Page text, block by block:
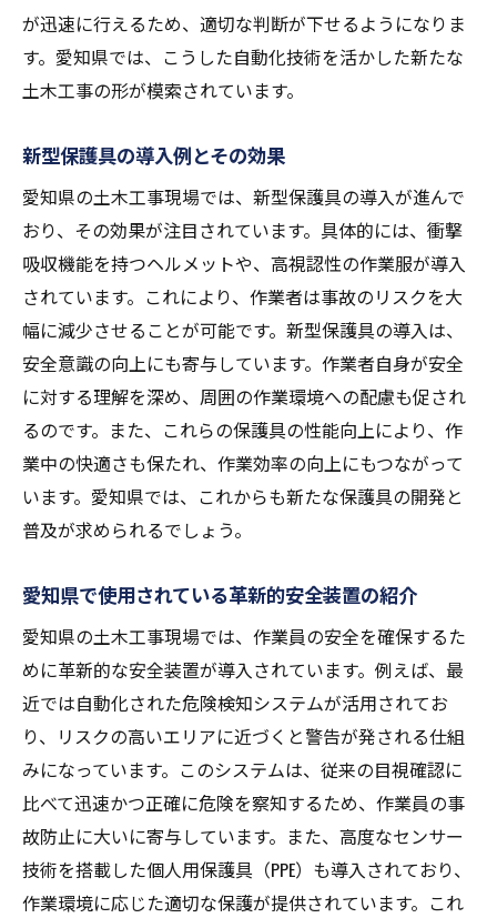
が迅速に行えるため、適切な判断が下せるようになりま
す。愛知県では、こうした自動化技術を活かした新たな
土木工事の形が模索されています。
新型保護具の導入例とその効果
愛知県の土木工事現場では、新型保護具の導入が進んで
おり、その効果が注目されています。具体的には、衝撃
吸収機能を持つヘルメットや、高視認性の作業服が導入
されています。これにより、作業者は事故のリスクを大
幅に減少させることが可能です。新型保護具の導入は、
安全意識の向上にも寄与しています。作業者自身が安全
に対する理解を深め、周囲の作業環境への配慮も促され
るのです。また、これらの保護具の性能向上により、作
業中の快適さも保たれ、作業効率の向上にもつながって
います。愛知県では、これからも新たな保護具の開発と
普及が求められるでしょう。
愛知県で使用されている革新的安全装置の紹介
愛知県の土木工事現場では、作業員の安全を確保するた
めに革新的な安全装置が導入されています。例えば、最
近では自動化された危険検知システムが活用されてお
り、リスクの高いエリアに近づくと警告が発される仕組
みになっています。このシステムは、従来の目視確認に
比べて迅速かつ正確に危険を察知するため、作業員の事
故防止に大いに寄与しています。また、高度なセンサー
技術を搭載した個人用保護具（PPE）も導入されており、
作業環境に応じた適切な保護が提供されています。これ